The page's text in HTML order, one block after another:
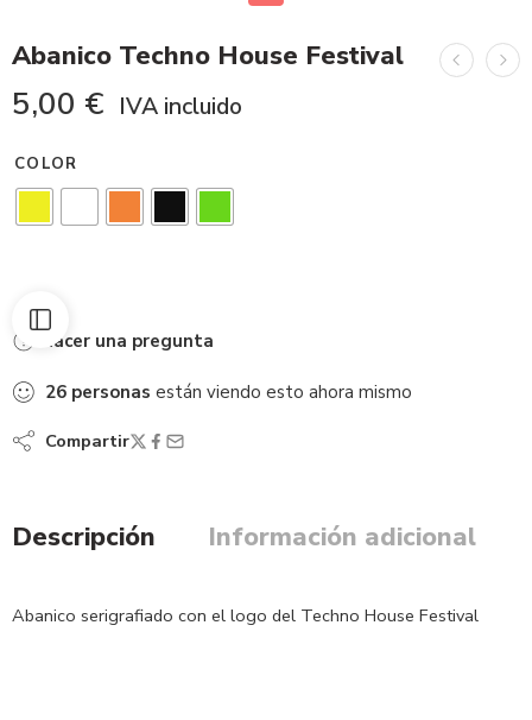
Abanico Techno House Festival
5,00 € IVA incluido
COLOR
Hacer una pregunta
26 personas están viendo esto ahora mismo
Compartir
Descripción Información adicional
Abanico serigrafiado con el logo del Techno House Festival